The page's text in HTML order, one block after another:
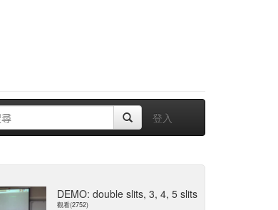
登入
DEMO: double slits, 3, 4, 5 slits
觀看(2752)